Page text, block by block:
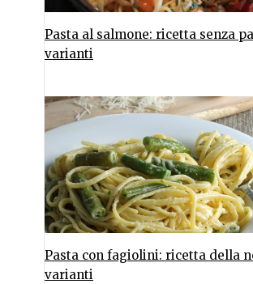
Pasta al salmone: ricetta senza
varianti
Pasta con fagiolini: ricetta della
varianti